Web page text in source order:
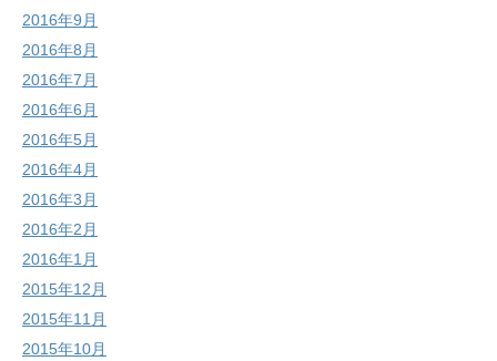
2016年9月
2016年8月
2016年7月
2016年6月
2016年5月
2016年4月
2016年3月
2016年2月
2016年1月
2015年12月
2015年11月
2015年10月